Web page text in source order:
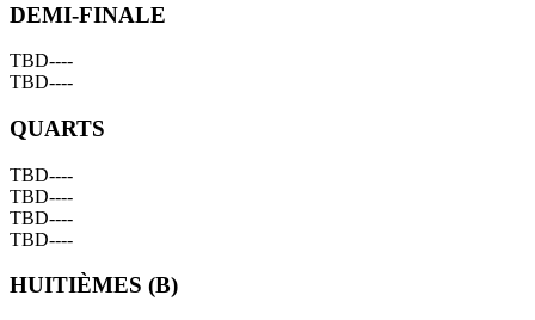
DEMI-FINALE
TBD----
TBD----
QUARTS
TBD----
TBD----
TBD----
TBD----
HUITIÈMES (B)